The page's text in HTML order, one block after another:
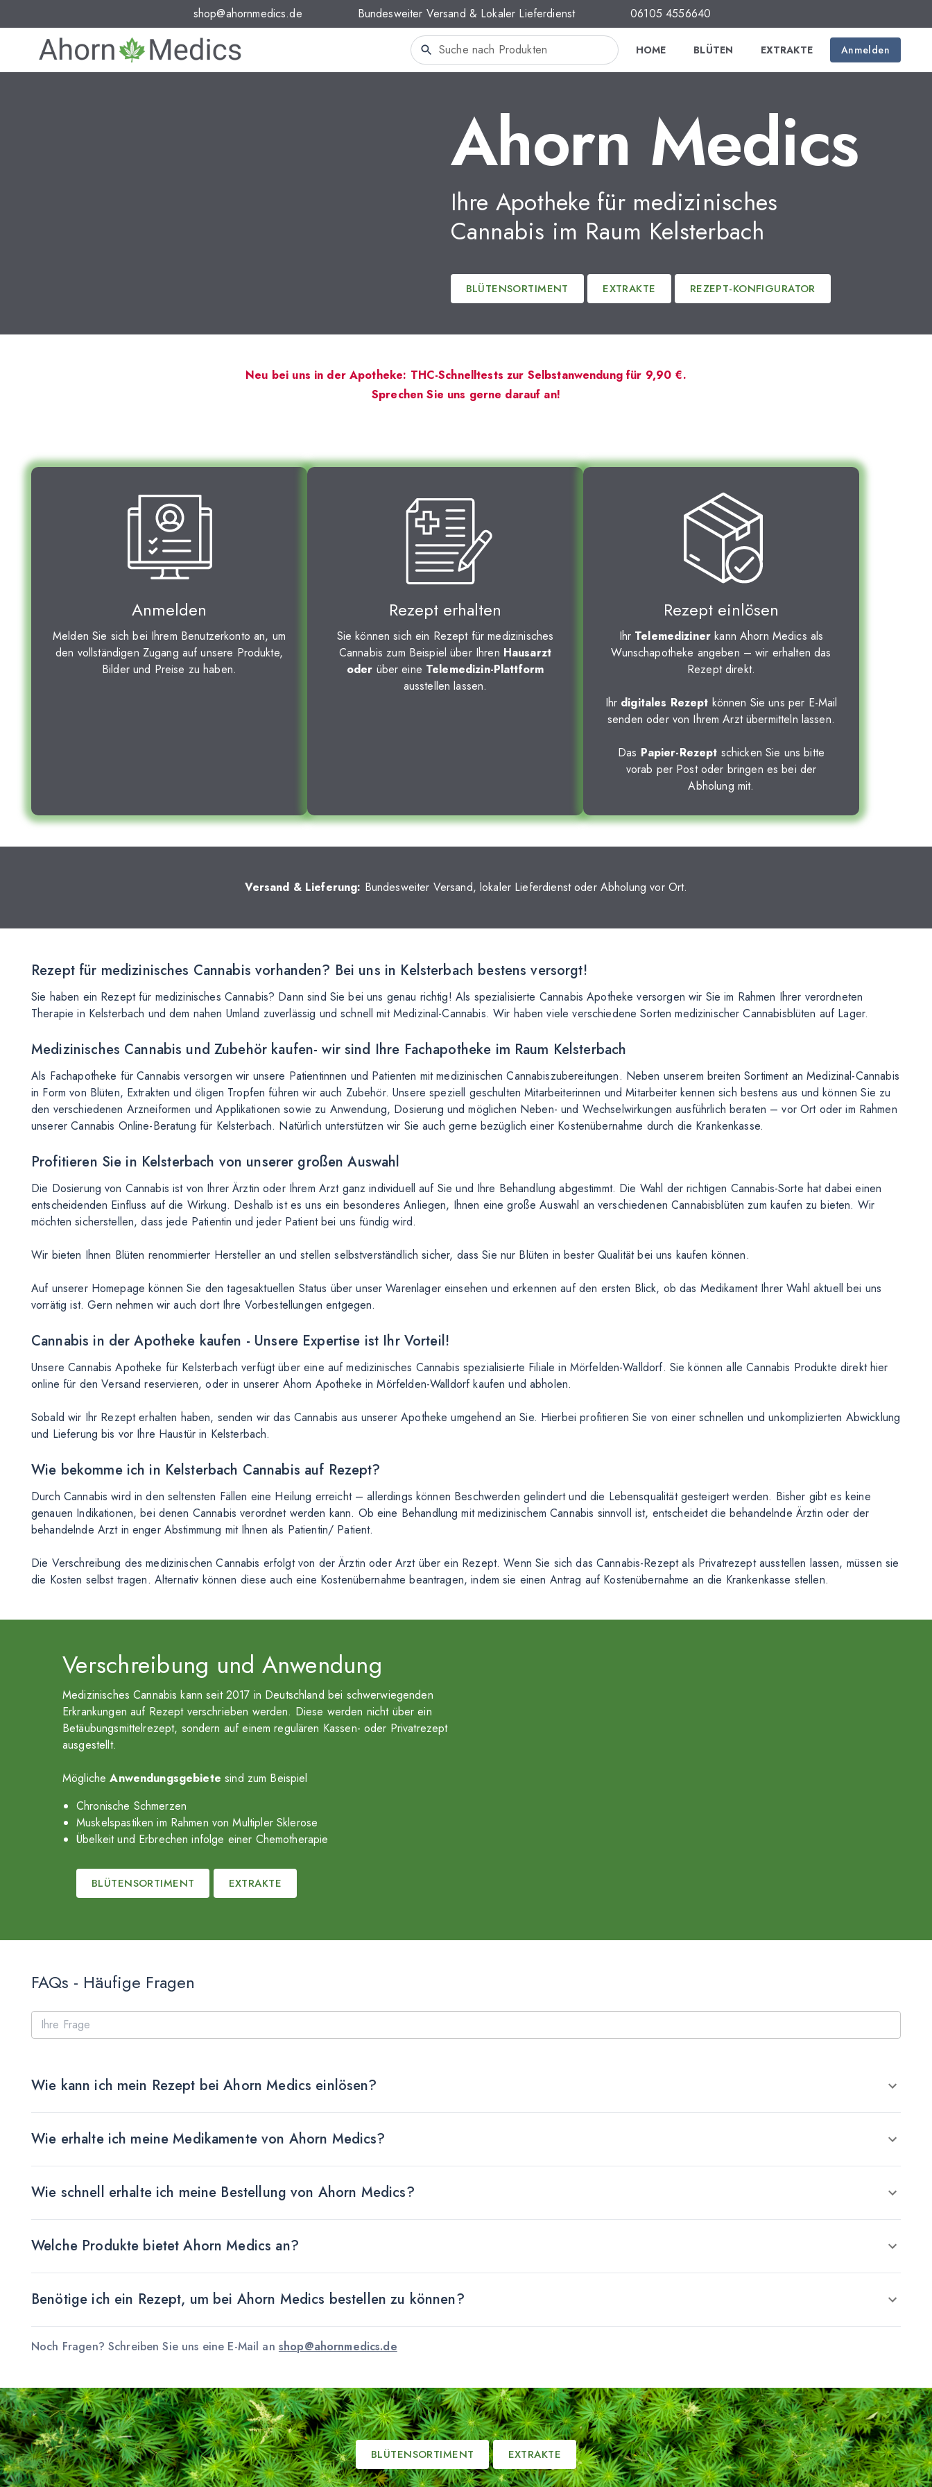
shop@ahornmedics.de Bundesweiter Versand & Lokaler Lieferdienst 06105 4556640
HOME BLÜTEN EXTRAKTE Anmelden
Ahorn Medics
Ihre Apotheke für medizinisches
Cannabis im Raum Kelsterbach
BLÜTENSORTIMENT EXTRAKTE REZEPT-KONFIGURATOR
Neu bei uns in der Apotheke: THC-Schnelltests zur Selbstanwendung für 9,90 €.
Sprechen Sie uns gerne darauf an!
Anmelden
Melden Sie sich bei Ihrem Benutzerkonto an, um
den vollständigen Zugang auf unsere Produkte,
Bilder und Preise zu haben.
Rezept erhalten
Sie können sich ein Rezept für medizinisches
Cannabis zum Beispiel über Ihren Hausarzt
oder über eine Telemedizin-Plattform
ausstellen lassen.
Rezept einlösen
Ihr Telemediziner kann Ahorn Medics als
Wunschapotheke angeben – wir erhalten das
Rezept direkt.
Ihr digitales Rezept können Sie uns per E-Mail
senden oder von Ihrem Arzt übermitteln lassen.
Das Papier-Rezept schicken Sie uns bitte
vorab per Post oder bringen es bei der
Abholung mit.
Versand & Lieferung: Bundesweiter Versand, lokaler Lieferdienst oder Abholung vor Ort.
Rezept für medizinisches Cannabis vorhanden? Bei uns in Kelsterbach bestens versorgt!
Sie haben ein Rezept für medizinisches Cannabis? Dann sind Sie bei uns genau richtig! Als spezialisierte Cannabis Apotheke versorgen wir Sie im Rahmen Ihrer verordneten
Therapie in Kelsterbach und dem nahen Umland zuverlässig und schnell mit Medizinal-Cannabis. Wir haben viele verschiedene Sorten medizinischer Cannabisblüten auf Lager.
Medizinisches Cannabis und Zubehör kaufen- wir sind Ihre Fachapotheke im Raum Kelsterbach
Als Fachapotheke für Cannabis versorgen wir unsere Patientinnen und Patienten mit medizinischen Cannabiszubereitungen. Neben unserem breiten Sortiment an Medizinal-Cannabis
in Form von Blüten, Extrakten und öligen Tropfen führen wir auch Zubehör. Unsere speziell geschulten Mitarbeiterinnen und Mitarbeiter kennen sich bestens aus und können Sie zu
den verschiedenen Arzneiformen und Applikationen sowie zu Anwendung, Dosierung und möglichen Neben- und Wechselwirkungen ausführlich beraten – vor Ort oder im Rahmen
unserer Cannabis Online-Beratung für Kelsterbach. Natürlich unterstützen wir Sie auch gerne bezüglich einer Kostenübernahme durch die Krankenkasse.
Profitieren Sie in Kelsterbach von unserer großen Auswahl
Die Dosierung von Cannabis ist von Ihrer Ärztin oder Ihrem Arzt ganz individuell auf Sie und Ihre Behandlung abgestimmt. Die Wahl der richtigen Cannabis-Sorte hat dabei einen
entscheidenden Einfluss auf die Wirkung. Deshalb ist es uns ein besonderes Anliegen, Ihnen eine große Auswahl an verschiedenen Cannabisblüten zum kaufen zu bieten. Wir
möchten sicherstellen, dass jede Patientin und jeder Patient bei uns fündig wird.
Wir bieten Ihnen Blüten renommierter Hersteller an und stellen selbstverständlich sicher, dass Sie nur Blüten in bester Qualität bei uns kaufen können.
Auf unserer Homepage können Sie den tagesaktuellen Status über unser Warenlager einsehen und erkennen auf den ersten Blick, ob das Medikament Ihrer Wahl aktuell bei uns
vorrätig ist. Gern nehmen wir auch dort Ihre Vorbestellungen entgegen.
Cannabis in der Apotheke kaufen - Unsere Expertise ist Ihr Vorteil!
Unsere Cannabis Apotheke für Kelsterbach verfügt über eine auf medizinisches Cannabis spezialisierte Filiale in Mörfelden-Walldorf. Sie können alle Cannabis Produkte direkt hier
online für den Versand reservieren, oder in unserer Ahorn Apotheke in Mörfelden-Walldorf kaufen und abholen.
Sobald wir Ihr Rezept erhalten haben, senden wir das Cannabis aus unserer Apotheke umgehend an Sie. Hierbei profitieren Sie von einer schnellen und unkomplizierten Abwicklung
und Lieferung bis vor Ihre Haustür in Kelsterbach.
Wie bekomme ich in Kelsterbach Cannabis auf Rezept?
Durch Cannabis wird in den seltensten Fällen eine Heilung erreicht – allerdings können Beschwerden gelindert und die Lebensqualität gesteigert werden. Bisher gibt es keine
genauen Indikationen, bei denen Cannabis verordnet werden kann. Ob eine Behandlung mit medizinischem Cannabis sinnvoll ist, entscheidet die behandelnde Ärztin oder der
behandelnde Arzt in enger Abstimmung mit Ihnen als Patientin/ Patient.
Die Verschreibung des medizinischen Cannabis erfolgt von der Ärztin oder Arzt über ein Rezept. Wenn Sie sich das Cannabis-Rezept als Privatrezept ausstellen lassen, müssen sie
die Kosten selbst tragen. Alternativ können diese auch eine Kostenübernahme beantragen, indem sie einen Antrag auf Kostenübernahme an die Krankenkasse stellen.
Verschreibung und Anwendung
Medizinisches Cannabis kann seit 2017 in Deutschland bei schwerwiegenden
Erkrankungen auf Rezept verschrieben werden. Diese werden nicht über ein
Betäubungsmittelrezept, sondern auf einem regulären Kassen- oder Privatrezept
ausgestellt.
MöglicheAnwendungsgebiete sind zum Beispiel
Chronische Schmerzen
Muskelspastiken im Rahmen von Multipler Sklerose
Übelkeit und Erbrechen infolge einer Chemotherapie
BLÜTENSORTIMENT EXTRAKTE
FAQs - Häufige Fragen
Wie kann ich mein Rezept bei Ahorn Medics einlösen?
Wie erhalte ich meine Medikamente von Ahorn Medics?
Wie schnell erhalte ich meine Bestellung von Ahorn Medics?
Welche Produkte bietet Ahorn Medics an?
Benötige ich ein Rezept, um bei Ahorn Medics bestellen zu können?
Noch Fragen? Schreiben Sie uns eine E-Mail an shop@ahornmedics.de
BLÜTENSORTIMENT EXTRAKTE